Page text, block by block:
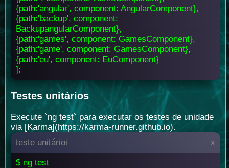
{path:'angular', component: AngularComponent},
{path:'backup', component:
BackupangularComponent},
{path:'games', component: GamesComponent},
{path:'game', component: GamesComponent},
{path:'eu', component: EuComponent}
];
Testes unitários
Execute `ng test` para executar os testes de unidade
via [Karma](https://karma-runner.github.io).
teste unitárioi
x
$ ng test